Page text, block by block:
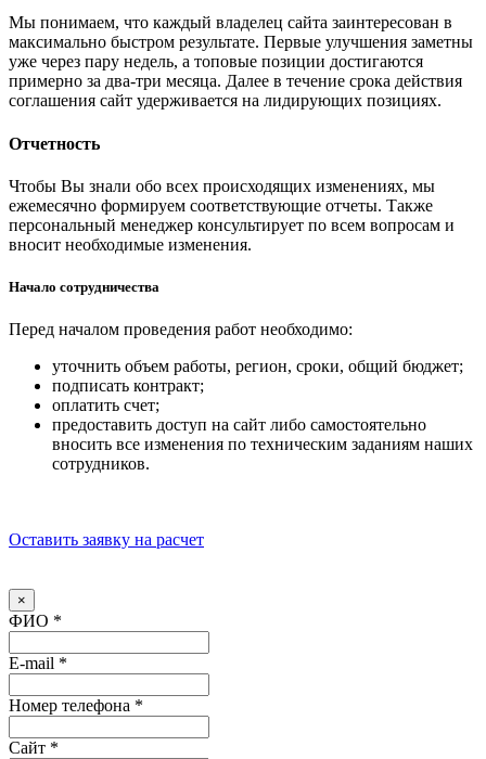
Мы понимаем, что каждый владелец сайта заинтересован в
максимально быстром результате. Первые улучшения заметны
уже через пару недель, а топовые позиции достигаются
примерно за два-три месяца. Далее в течение срока действия
соглашения сайт удерживается на лидирующих позициях.
Отчетность
Чтобы Вы знали обо всех происходящих изменениях, мы
ежемесячно формируем соответствующие отчеты. Также
персональный менеджер консультирует по всем вопросам и
вносит необходимые изменения.
Начало сотрудничества
Перед началом проведения работ необходимо:
уточнить объем работы, регион, сроки, общий бюджет;
подписать контракт;
оплатить счет;
предоставить доступ на сайт либо самостоятельно
вносить все изменения по техническим заданиям наших
сотрудников.
Оставить заявку на расчет
×
ФИО *
E-mail *
Номер телефона *
Сайт *